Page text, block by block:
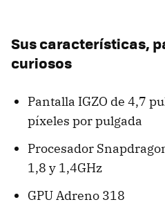
Sus características,
curiosos
Pantalla IGZO de 4,7
píxeles por pulgada
Procesador
1,8 y 1,4GHz
GPU Adreno 318